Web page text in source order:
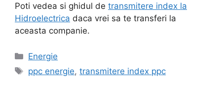
Poti vedea si ghidul de transmitere index la
Hidroelectrica daca vrei sa te transferi la
aceasta companie.
Categorii
Energie
Etichete
ppc energie,transmitere index ppc